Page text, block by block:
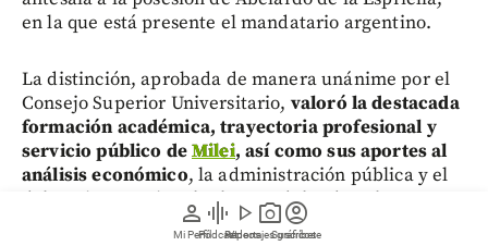
person
Mi Perfil
graphic_eq
Pódcast
play_arrow
Videos
photo_camera
Reportajes gráficos
account_circle
Suscríbete
en la que está presente el mandatario argentino.
La distinción, aprobada de manera unánime por el
Consejo Superior Universitario, valoró la destacada
formación académica, trayectoria profesional y
servicio público deMilei, así como sus aportes al
análisis económico, la administración pública y el
debate internacional sobre modelos de gobernanza